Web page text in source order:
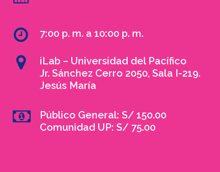
7:00 p. m. a 10:00 p. m.
iLab – Universidad del Pacífico
Jr. Sánchez Cerro 2050, Sala I-219.
Jesús María
Público General: S/ 150.00
Comunidad UP: S/ 75.00